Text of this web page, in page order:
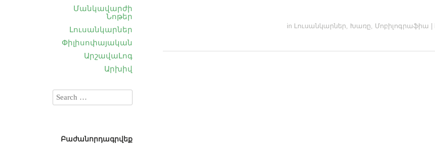
Մանկավարժի
Նոթեր
Լուսանկարներ
Փիլիսոփայական
ԱրշավաԼոգ
Արխիվ
in Լուսանկարներ, Խառը, Մոբիլոգրաֆիա
Բաժանորդագրվեք